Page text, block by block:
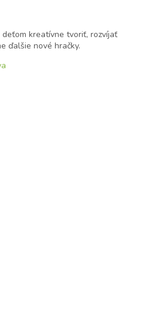
deťom kreatívne tvoriť, rozvíjať
ďalšie nové hračky.